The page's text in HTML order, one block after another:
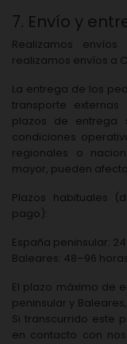
7. Envío y
Realizamos
realizamos envíos a
La entrega de los
transporte externas
plazos de entrega
condiciones
regionales o
mayor, pueden
Plazos habituales
pago):
España peninsular:
Baleares: 48–96
El plazo máximo de
peninsular y
Si transcurrido este
en contacto con